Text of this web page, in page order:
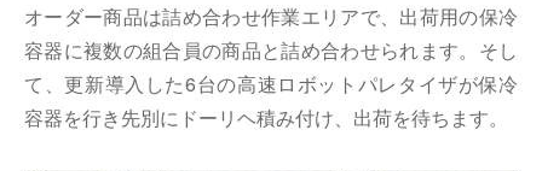
オーダー商品は詰め合わせ作業エリアで、出荷用の保冷
容器に複数の組合員の商品と詰め合わせられます。そし
て、更新導入した6台の高速ロボットパレタイザが保冷
容器を行き先別にドーリヘ積み付け、出荷を待ちます。